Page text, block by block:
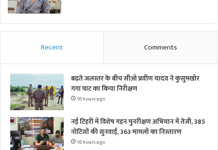
Recent Comments
बढ़ते जलस्तर के बीच सीओ प्रवीण यादव ने कुसुमखोर
गंगा घाट का किया निरीक्षण
16 hours ago
नई टिहरी में विशेष गहन पुनरीक्षण अभियान में तेजी, 385
नोटिसों की सुनवाई, 363 मामलों का निस्तारण
16 hours ago